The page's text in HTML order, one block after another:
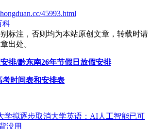
45993.html
科
标注，否则均为本站原创文章，转载时请
出处。
排/黔东南26年节假日放假安排
考时间表和安排表